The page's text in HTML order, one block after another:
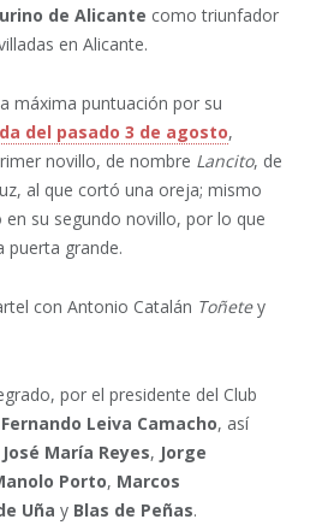
de Alicante como triunfador
en Alicante.
máxima puntuación por su
del pasado 3 de agosto,
novillo, de nombre Lancito, de
al que cortó una oreja; mismo
su segundo novillo, por lo que
puerta grande.
con Antonio Catalán Toñetey
por el presidente del Club
Fernando Leiva Camacho, así
José María Reyes, Jorge
Porto, Marcos
Uña y Blas de Peñas.